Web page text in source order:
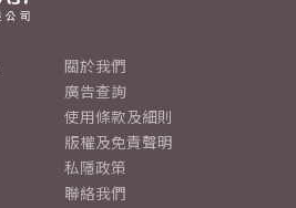
關於我們
廣告查詢
使用條款及細則
版權及免責聲明
私隱政策
聯絡我們